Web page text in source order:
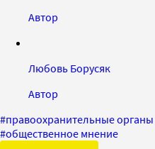
Автор
Любовь Борусяк
Автор
#правоохранительные органы
#общественное мнение